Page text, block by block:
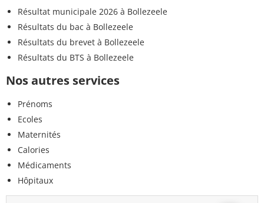
Résultat municipale 2026 à Bollezeele
Résultats du bac à Bollezeele
Résultats du brevet à Bollezeele
Résultats du BTS à Bollezeele
Nos autres services
Prénoms
Ecoles
Maternités
Calories
Médicaments
Hôpitaux